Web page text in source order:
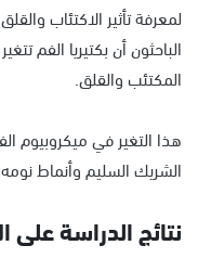
لمعرفة تأثير الاكتئاب
الباحثون أن بكتيريا الفم
المكتئب والقلق.
هذا التغير في ميكروبيوم
الشريك السليم وأنماط
نتائج الدراسة على